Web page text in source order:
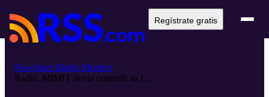
Regístrate gratis
Newslinet Media Monitor
Radio. MIMIT avvia controlli su I...